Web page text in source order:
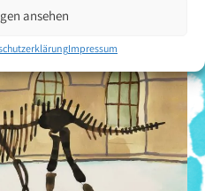
ansehen
Impressum